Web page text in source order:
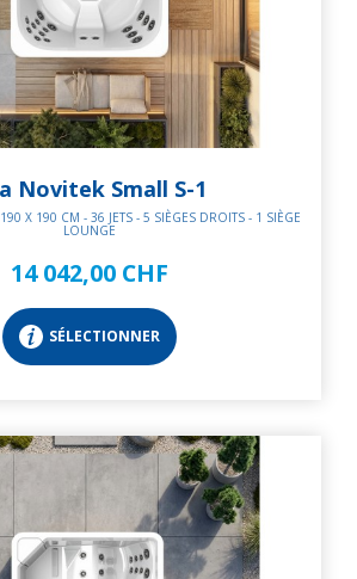
Novitek Small S-1
X 190 CM - 36 JETS - 5 SIÈGES DROITS - 1 SIÈGE
LOUNGE
14 042,00 CHF
SÉLECTIONNER